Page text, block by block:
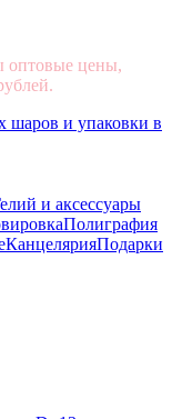
оптовые цены,
и аксессуары
Полиграфия
КанцелярияПодарки